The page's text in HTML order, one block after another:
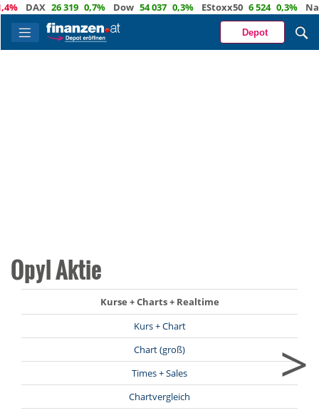
DAX 26 319 0,7% Dow 54 037 0,3% EStoxx50 6 524 0,3%
Depot
Opyl Aktie
Kurse + Charts + Realtime
Kurs + Chart
Chart (groß)
Times + Sales
Chartvergleich
>